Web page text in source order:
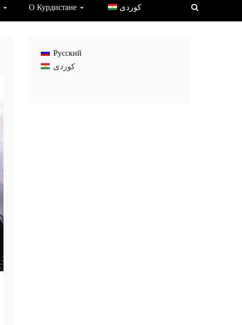
О Курдистане
Русский